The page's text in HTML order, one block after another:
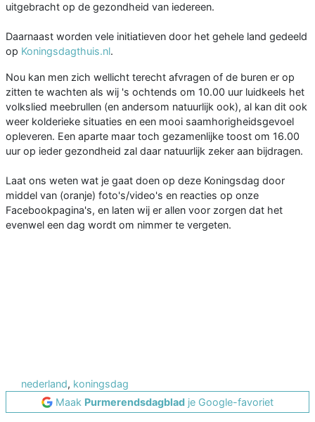
uitgebracht op de gezondheid van iedereen.
Daarnaast worden vele initiatieven door het gehele land gedeeld
op Koningsdagthuis.nl.
Nou kan men zich wellicht terecht afvragen of de buren er op
zitten te wachten als wij 's ochtends om 10.00 uur luidkeels het
volkslied meebrullen (en andersom natuurlijk ook), al kan dit ook
weer kolderieke situaties en een mooi saamhorigheidsgevoel
opleveren. Een aparte maar toch gezamenlijke toost om 16.00
uur op ieder gezondheid zal daar natuurlijk zeker aan bijdragen.
Laat ons weten wat je gaat doen op deze Koningsdag door
middel van (oranje) foto's/video's en reacties op onze
Facebookpagina's, en laten wij er allen voor zorgen dat het
evenwel een dag wordt om nimmer te vergeten.
nederland, koningsdag
Maak Purmerendsdagblad je Google-favoriet